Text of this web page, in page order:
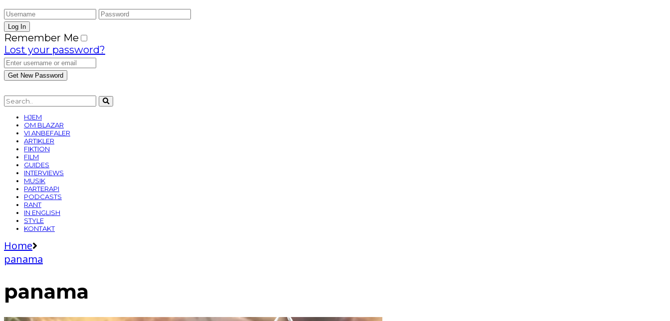
Remember Me
Lost your password?
HJEM
OM BLAZAR
VI ANBEFALER
ARTIKLER
FIKTION
FILM
GUIDES
INTERVIEWS
MUSIK
PARTERAPI
PODCASTS
RANT
IN ENGLISH
STYLE
KONTAKT
Home
panama
panama